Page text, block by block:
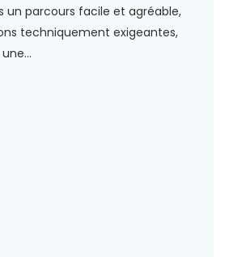
un parcours facile et agréable,
techniquement exigeantes,